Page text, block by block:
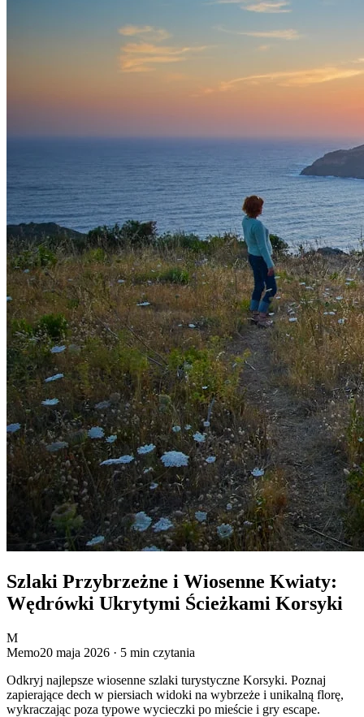
Szlaki Przybrzeżne i Wiosenne Kwiaty:
Wędrówki Ukrytymi Ścieżkami Korsyki
M
Memo20 maja 2026 · 5 min czytania
Odkryj najlepsze wiosenne szlaki turystyczne Korsyki. Poznaj
zapierające dech w piersiach widoki na wybrzeże i unikalną florę,
wykraczając poza typowe wycieczki po mieście i gry escape.